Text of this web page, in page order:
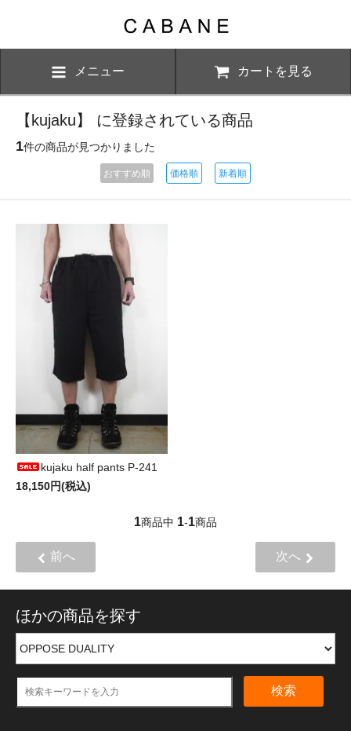
メニュー カートを見る
【kujaku】 に登録されている商品
1件の商品が見つかりました
おすすめ順 価格順 新着順
kujaku half pants P-241
18,150円(税込)
1商品中 1-1商品
前へ 次へ
ほかの商品を探す
検索